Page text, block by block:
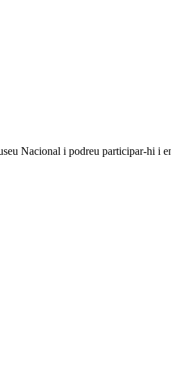
Nacional i podreu participar-hi i